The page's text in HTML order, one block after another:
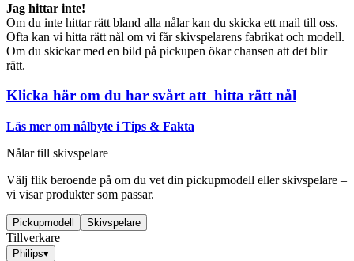
Jag hittar inte!
Om du inte hittar rätt bland alla nålar kan du skicka ett mail till oss.
Ofta kan vi hitta rätt nål om vi får skivspelarens fabrikat och modell.
Om du skickar med en bild på pickupen ökar chansen att det blir
rätt.
Klicka här om du har svårt att hitta rätt nål
Läs mer om nålbyte i Tips & Fakta
Nålar till skivspelare
Välj flik beroende på om du vet din pickupmodell eller skivspelare –
vi visar produkter som passar.
Pickupmodell Skivspelare
Tillverkare
Philips▾